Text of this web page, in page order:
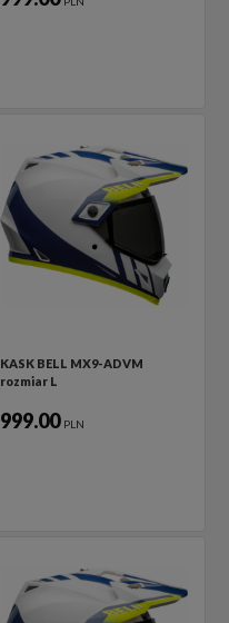
KASK BELL MX9-ADVM
rozmiar L
999.00 PLN